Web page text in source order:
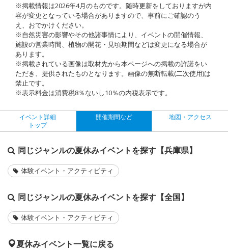
※掲載情報は2026年4月のものです。随時更新をしておりますが内
容が変更となっている場合がありますので、事前にご確認のう
え、おでかけください。
※自然災害の影響やその他諸事情により、イベントの開催情報、
施設の営業時間、植物の開花・見頃期間などは変更になる場合が
あります。
※掲載されている画像は取材先から本ページへの掲載の許諾をい
ただき、提供されたものとなります。画像の無断転載(二次使用)は
禁止です。
※表示料金は消費税8％ないし10％の内税表示です。
イベント詳細
トップ
開催期間など 地図・アクセス
同じジャンルの夏休みイベントを探す【兵庫県】
体験イベント・アクティビティ
同じジャンルの夏休みイベントを探す【全国】
体験イベント・アクティビティ
夏休みイベント一覧に戻る